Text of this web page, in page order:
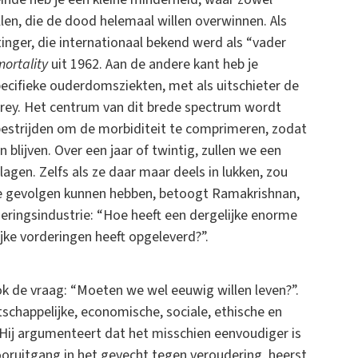
die de dood helemaal willen overwinnen. Als
die internationaal bekend werd als “vader
uit 1962. Aan de andere kant heb je
ouderdomsziekten, met als uitschieter de
Het centrum van dit brede spectrum wordt
om de morbiditeit te comprimeren, zodat
Over een jaar of twintig, zullen we een
Zelfs als ze daar maar deels in lukken, zou
kunnen hebben, betoogt Ramakrishnan,
“Hoe heeft een dergelijke enorme
vorderingen heeft opgeleverd?”.
vraag: “Moeten we wel eeuwig willen leven?”.
economische, sociale, ethische en
argumenteert dat het misschien eenvoudiger is